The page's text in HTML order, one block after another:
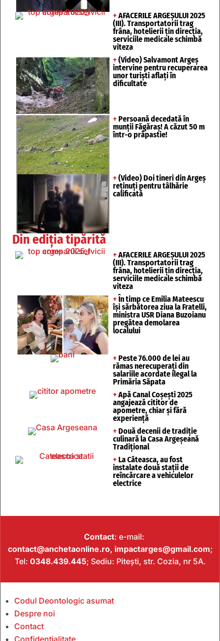
+ AFACERILE ARGEȘULUI 2025
(III). Transportatorii trag
frâna, hotelierii țin direcția,
serviciile medicale schimbă
viteza
+ (Video) Salvamont Argeș
intervine pentru recuperarea
unor turişti aflaţi în
dificultate
+ Persoană decedată în
munții Făgăraș! A căzut 50 m
într-o prăpastie!
+ (Video) Doi tineri din Argeș
reținuți pentru tâlhărie
calificată
Din ediția tipărită
+ AFACERILE ARGEȘULUI 2025
(III). Transportatorii trag
frâna, hotelierii țin direcția,
serviciile medicale schimbă
viteza
+ În timp ce Emilia Mateescu
își sărbătorea ziua la Fratelli,
ministra USR Diana Buzoianu
pregătea demolarea
localului
+ Peste 76.000 de lei au
rămas nerecuperați din
salariile acordate ilegal la
Primăria Săpata
+ Apă Canal Coșești 2025
angajează cititor de
apometre, chiar și fără
experiență
+ Două decenii de tradiție
culinară la Casa Argeșeană
Tradițional
+ La Căteasca, au fost
instalate două stații de
reîncărcare a vehiculelor
electrice
Contact: e-mail:
contact@anchetaonline.ro, impactarges@gmail.com;
Tel: 0348.439.445; Sediu: Pitești, str. Cozia, nr 5A.
Codul Deontologic asumat
Despre noi
Contact
Confidențialitate